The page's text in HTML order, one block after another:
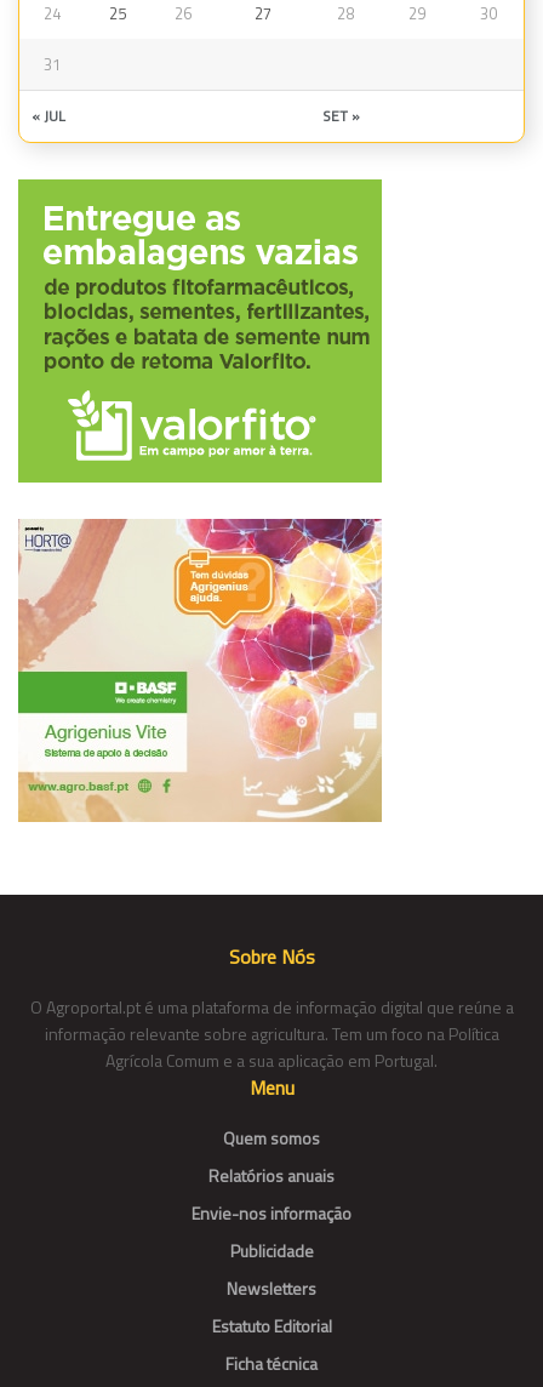
24 25 26 27 28 29 30
31
« JUL SET »
Sobre Nós
O Agroportal.pt é uma plataforma de informação digital que reúne a
informação relevante sobre agricultura. Tem um foco na Política
Agrícola Comum e a sua aplicação em Portugal.
Menu
Quem somos
Relatórios anuais
Envie-nos informação
Publicidade
Newsletters
Estatuto Editorial
Ficha técnica